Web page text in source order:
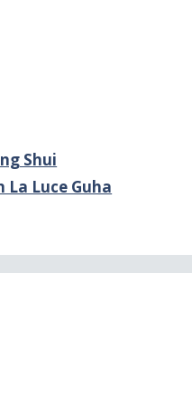
Shui
La Luce Guha